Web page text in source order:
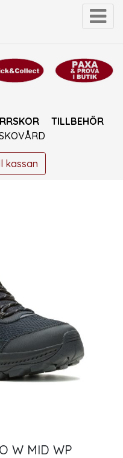
TILLBEHÖR
kassan
W MID WP